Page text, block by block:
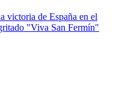
victoria de España en el
"Viva San Fermín"